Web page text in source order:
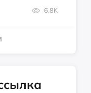
6.8K